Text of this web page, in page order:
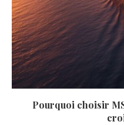
Pourquoi choisir